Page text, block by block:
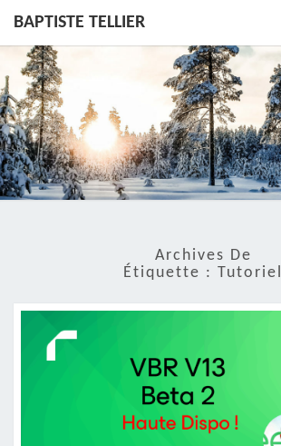
BAPTISTE TELLIER
Archives De
Étiquette : Tutoriel